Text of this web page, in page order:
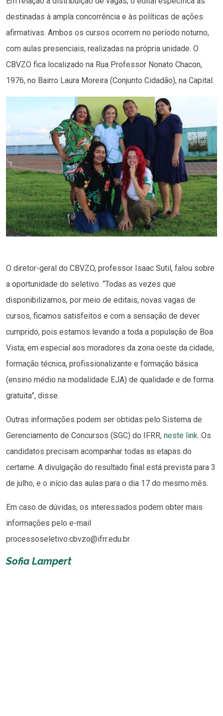
destinadas à ampla concorrência e às políticas de ações
afirmativas. Ambos os cursos ocorrem no período noturno,
com aulas presenciais, realizadas na própria unidade. O
CBVZO fica localizado na Rua Professor Nonato Chacon,
1976, no Bairro Laura Moreira (Conjunto Cidadão), na Capital.
O diretor-geral do CBVZO, professor Isaac Sutil, falou sobre
a oportunidade do seletivo. “Todas as vezes que
disponibilizamos, por meio de editais, novas vagas de
cursos, ficamos satisfeitos e com a sensação de dever
cumprido, pois estamos levando a toda a população de Boa
Vista, em especial aos moradores da zona oeste da cidade,
formação técnica, profissionalizante e formação básica
(ensino médio na modalidade EJA) de qualidade e de forma
gratuita”, disse.
Outras informações podem ser obtidas pelo Sistema de
Gerenciamento de Concursos (SGC) do IFRR, neste link. Os
candidatos precisam acompanhar todas as etapas do
certame. A divulgação do resultado final está prevista para 3
de julho, e o início das aulas para o dia 17 do mesmo mês.
Em caso de dúvidas, os interessados podem obter mais
informações pelo e-mail
processoseletivo.cbvzo@ifrr.edu.br.
Sofia Lampert